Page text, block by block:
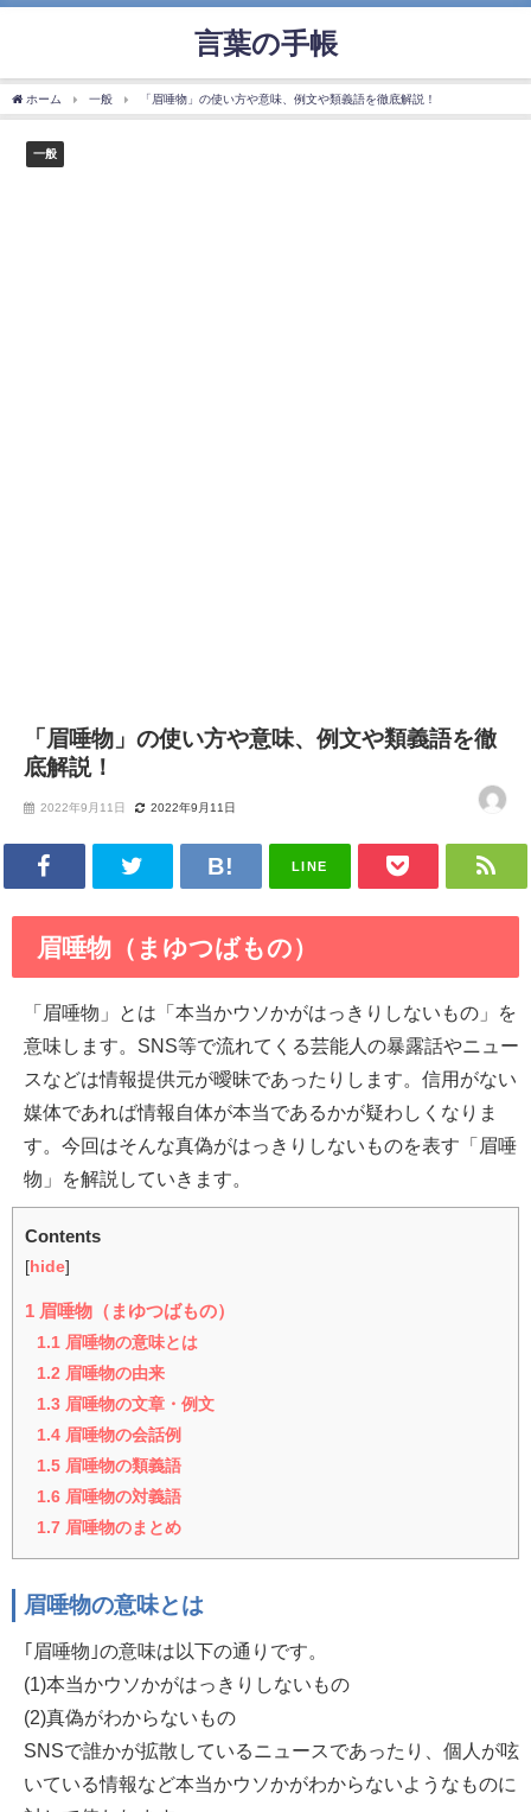
言葉の手帳
ホーム 一般 「眉唾物」の使い方や意味、例文や類義語を徹底解説！
一般
「眉唾物」の使い方や意味、例文や類義語を徹
底解説！
2022年9月11日 2022年9月11日
LINE
眉唾物（まゆつばもの）
「眉唾物」とは「本当かウソかがはっきりしないもの」を
意味します。SNS等で流れてくる芸能人の暴露話やニュー
スなどは情報提供元が曖昧であったりします。信用がない
媒体であれば情報自体が本当であるかが疑わしくなりま
す。今回はそんな真偽がはっきりしないものを表す「眉唾
物」を解説していきます。
Contents
[ hide]
1 眉唾物（まゆつばもの）
1.1 眉唾物の意味とは
1.2 眉唾物の由来
1.3 眉唾物の文章・例文
1.4 眉唾物の会話例
1.5 眉唾物の類義語
1.6 眉唾物の対義語
1.7 眉唾物のまとめ
眉唾物の意味とは
｢眉唾物｣の意味は以下の通りです。
(1)本当かウソかがはっきりしないもの
(2)真偽がわからないもの
SNSで誰かが拡散しているニュースであったり、個人が呟
いている情報など本当かウソかがわからないようなものに